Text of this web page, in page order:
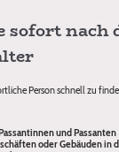
sofort
Person schnell zu
und Passanten
oder Gebäuden in